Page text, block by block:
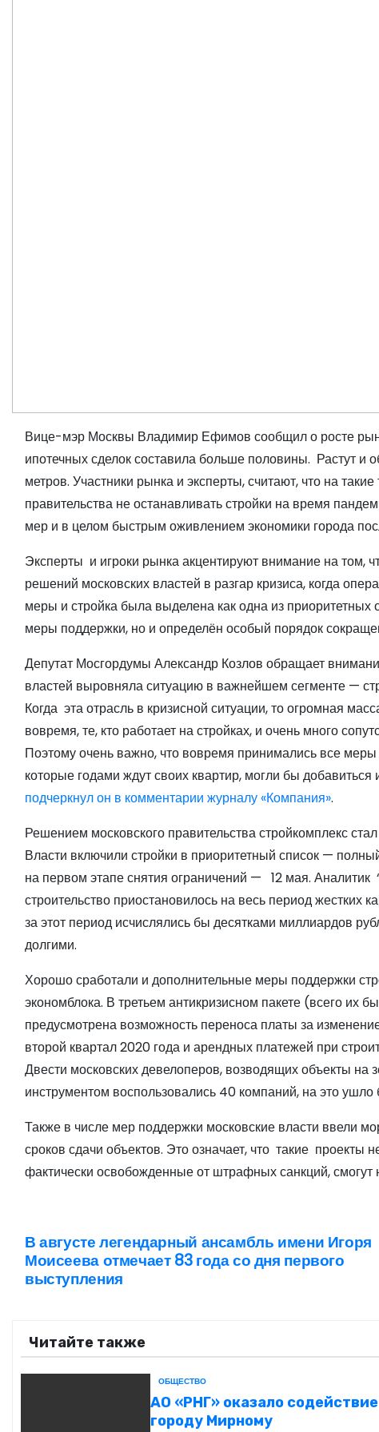
Вице-мэр Москвы Владимир Ефимов сообщил о росте
ипотечных сделок составила больше половины. Растут
метров. Участники рынка и эксперты, считают, что на
правительства не останавливать стройки на время
мер и в целом быстрым оживлением экономики города
Эксперты и игроки рынка акцентируют внимание на
решений московских властей в разгар кризиса, когда
меры и стройка была выделена как одна из
меры поддержки, но и определён особый порядок
Депутат Мосгордумы Александр Козлов обращает
властей выровняла ситуацию в важнейшем сегменте —
Когда эта отрасль в кризисной ситуации, то огромная
вовремя, те, кто работает на стройках, и очень много
Поэтому очень важно, что вовремя принимались все
которые годами ждут своих квартир, могли бы
подчеркнул он в комментарии журналу «Компания».
Решением московского правительства стройкомплекс
Власти включили стройки в приоритетный список —
на первом этапе снятия ограничений — 12 мая.
строительство приостановилось на весь период
за этот период исчислялись бы десятками миллиардов
долгими.
Хорошо сработали и дополнительные меры поддержки
экономблока. В третьем антикризисном пакете (всего
предусмотрена возможность переноса платы за
второй квартал 2020 года и арендных платежей при
Двести московских девелоперов, возводящих объекты на
инструментом воспользовались 40 компаний, на это
Также в числе мер поддержки московские власти ввели
сроков сдачи объектов. Это означает, что такие
фактически освобожденные от штрафных санкций,
Н
а
и
г
В августе легендарный ансамбль имени Игоря
Моисеева отмечает 83 года со дня первого
выступления
Читайте также
ОБЩЕСТВО
АО «РНГ» оказало содействие
городу Мирному